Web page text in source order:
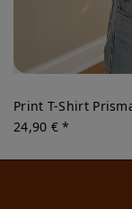
Print T-Shirt
24,90 € *